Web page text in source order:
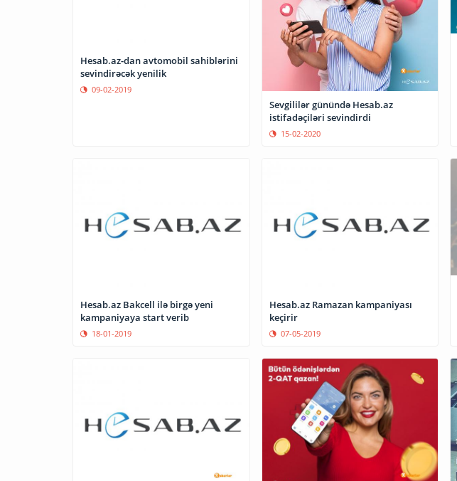
Hesab.az-dan avtomobil sahiblərini
sevindirəcək yenilik
09-02-2019
Sevgililər günündə Hesab.az
istifadəçiləri sevindirdi
15-02-2020
Hesab.az Bakcell ilə birgə yeni
kampaniyaya start verib
18-01-2019
Hesab.az Ramazan kampaniyası
keçirir
07-05-2019